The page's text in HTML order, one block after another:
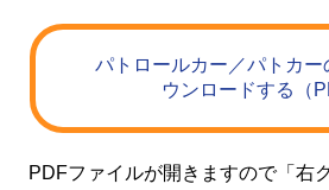
パトロールカー／パトカー
ウンロードする（
PDFファイルが開きますので「右